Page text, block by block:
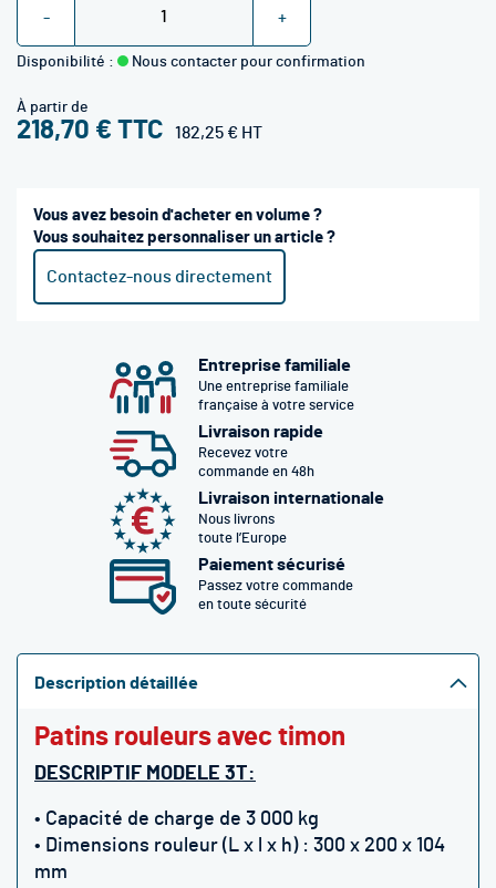
- +
À partir de
218,70 € 182,25 €
Disponibilité : Nous contacter pour confirmation
Vous avez besoin d'acheter en volume ?
Vous souhaitez personnaliser un article ?
Contactez-nous directement
Entreprise familiale
Une entreprise familiale
française à votre service
Livraison rapide
Recevez votre
commande en 48h
Livraison internationale
Nous livrons
toute l’Europe
Paiement sécurisé
Passez votre commande
en toute sécurité
Description détaillée
Patins rouleurs avec timon
DESCRIPTIF MODELE 3T:
• Capacité de charge de 3 000 kg
• Dimensions rouleur (L x l x h): 300 x 200 x 104
mm